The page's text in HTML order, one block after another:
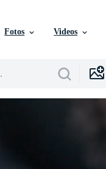
Fotos Videos